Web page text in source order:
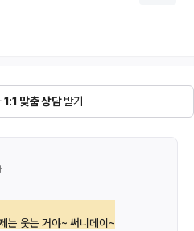
1:1 맞춤 상담받기
는 웃는 거야~ 써니데이~